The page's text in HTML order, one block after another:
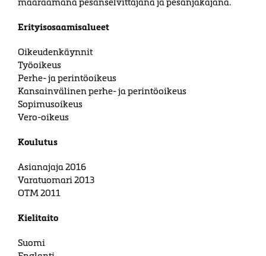
Erityisosaamisalueet
Oikeudenkäynnit
Työoikeus
Perhe- ja perintöoikeus
Kansainvälinen perhe- ja perintöoikeus
Sopimusoikeus
Vero-oikeus
Koulutus
Asianajaja 2016
Varatuomari 2013
OTM 2011
Kielitaito
Suomi